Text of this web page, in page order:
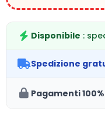
Disponibile :
Spedizione
Pagamenti